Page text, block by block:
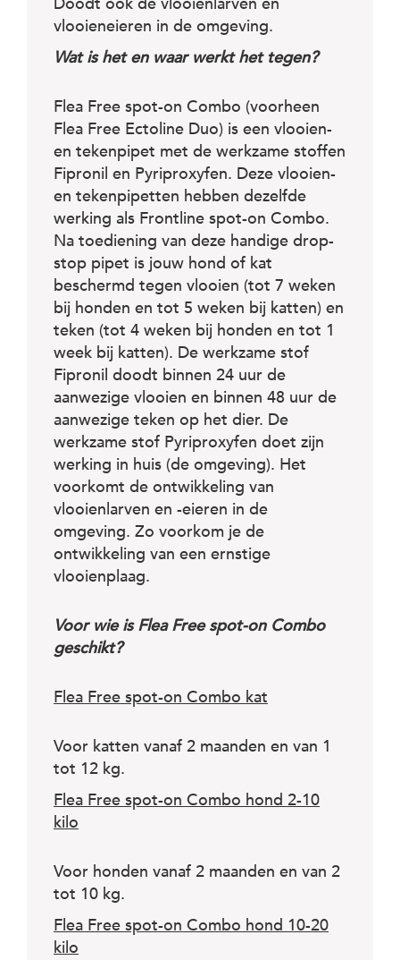
vlooieneieren in de omgeving.
Wat is het en waar werkt het tegen?
Flea Free spot-on Combo (voorheen
Flea Free Ectoline Duo) is een vlooien-
en tekenpipet met de werkzame stoffen
Fipronil en Pyriproxyfen. Deze vlooien-
en tekenpipetten hebben dezelfde
werking als Frontline spot-on Combo.
Na toediening van deze handige drop-
stop pipet is jouw hond of kat
beschermd tegen vlooien (tot 7 weken
bij honden en tot 5 weken bij katten) en
teken (tot 4 weken bij honden en tot 1
week bij katten). De werkzame stof
Fipronil doodt binnen 24 uur de
aanwezige vlooien en binnen 48 uur de
aanwezige teken op het dier. De
werkzame stof Pyriproxyfen doet zijn
werking in huis (de omgeving). Het
voorkomt de ontwikkeling van
vlooienlarven en -eieren in de
omgeving. Zo voorkom je de
ontwikkeling van een ernstige
vlooienplaag.
Voor wie is Flea Free spot-on Combo
geschikt?
Flea Free spot-on Combo kat
Voor katten vanaf 2 maanden en van 1
tot 12 kg.
Flea Free spot-on Combo hond 2-10
kilo
Voor honden vanaf 2 maanden en van 2
tot 10 kg.
Flea Free spot-on Combo hond 10-20
kilo